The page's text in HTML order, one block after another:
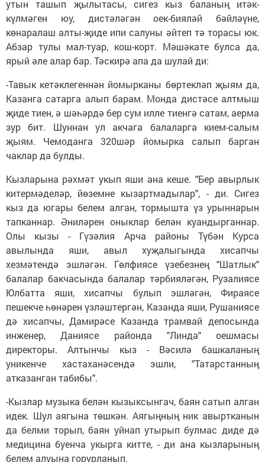
утын ташып җылытасы, сигез кыз баланың итәк-
күлмәген юу, дистәләгән оек-бияләй бәйләүне,
көнаралаш алты-җиде ипи салуны әйтеп тә торасы юк.
Абзар тулы мал-туар, кош-корт. Мәшәкате булса да,
ярый әле алар бар. Тәскирә апа да шулай ди:
-Тавык кетәклегеннән йомырканы бөр­текләп җыям да,
Казанга сатарга алып барам. Монда дистәсе алтмыш
җиде тиен, ә шәһәрдә бер сум илле тиенгә сатам, аерма
зур бит. Шуннан ул акчага балаларга кием-салым
җыям. Чемоданга 320шәр йомырка салып барган
чаклар да булды.
Кызларына рәхмәт укып яши ана кеше. "Бер авырлык
китермәделәр, йөземне кызартмадылар", - ди. Сигез
кыз да югары белем алган, тормышта үз урыннарын
тапканнар. Әниләрен оныклар белән куандырганнар.
Олы кызы - Гүзәлия Арча районы Түбән Курса
авылында яши, авыл хуҗалыгында хисапчы
хезмәтендә эшләгән. Гөлфиясе үзебезнең "Шатлык"
балалар бакчасында балалар тәрбияләгән, Рузалиясе
Юлбатта яши, хисапчы булып эшләгән, Фираясе
пешекче һөнәрен үзләштергән, Казанда яши, Рушаниясе
дә хисапчы, Дамирәсе Казанда трамвай депосында
инженер, Даниясе районда "Линда" оешмасы
директоры. Алтынчы кыз - Вәсилә башкаланың
уникенче хастаханәсендә эшли, "Татарстанның
атказанган табибы".
-Кызлар музыка белән кызыксынгач, баян сатып алган
идек. Шул аягына төшкән. Аягыңның ник авыртканын
да белми торып, баян уйнап утырып булмас диде дә
медицина буенча укырга китте, - ди ана кызларының
белем алуына горурланып.